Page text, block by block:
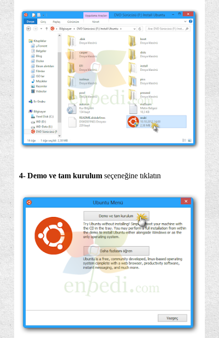
4- Demo ve tam kurulum seçeneğine tıklatın